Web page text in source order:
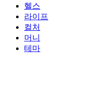
헬스
라이프
컬처
머니
테마